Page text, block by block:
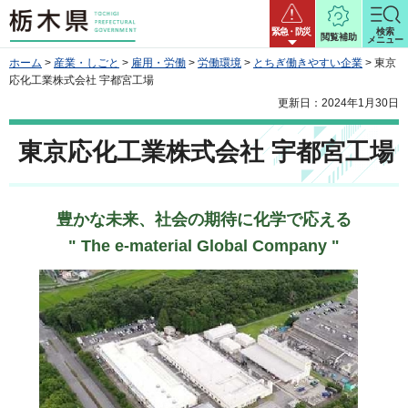
栃木県 緊急・防災
閲覧補助
検索
メニュー
ホーム > 産業・しごと > 雇用・労働 > 労働環境 > とちぎ働きやすい企業 > 東京
応化工業株式会社 宇都宮工場
更新日：2024年1月30日
東京応化工業株式会社 宇都宮工場
豊かな未来、社会の期待に化学で応える
" The e-material Global Company "